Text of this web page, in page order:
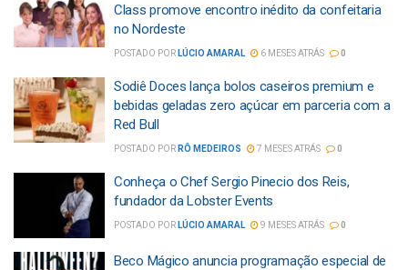
Class promove encontro inédito da confeitaria
no Nordeste
POSTADO POR LÚCIO AMARAL 6 MESES ATRÁS 0
Sodiê Doces lança bolos caseiros premium e
bebidas geladas zero açúcar em parceria com a
Red Bull
POSTADO POR RÔ MEDEIROS 7 MESES ATRÁS 0
Conheça o Chef Sergio Pinecio dos Reis,
fundador da Lobster Events
POSTADO POR LÚCIO AMARAL 9 MESES ATRÁS 0
Beco Mágico anuncia programação especial de